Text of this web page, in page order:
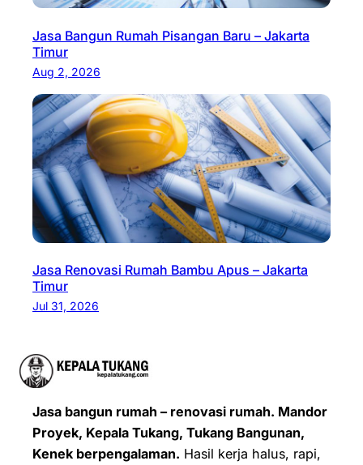
Jasa Bangun Rumah Pisangan Baru – Jakarta
Timur
Aug 2, 2026
Jasa Renovasi Rumah Bambu Apus – Jakarta
Timur
Jul 31, 2026
Jasa bangun rumah – renovasi rumah. Mandor
Proyek, Kepala Tukang, Tukang Bangunan,
Kenek berpengalaman. Hasil kerja halus, rapi,